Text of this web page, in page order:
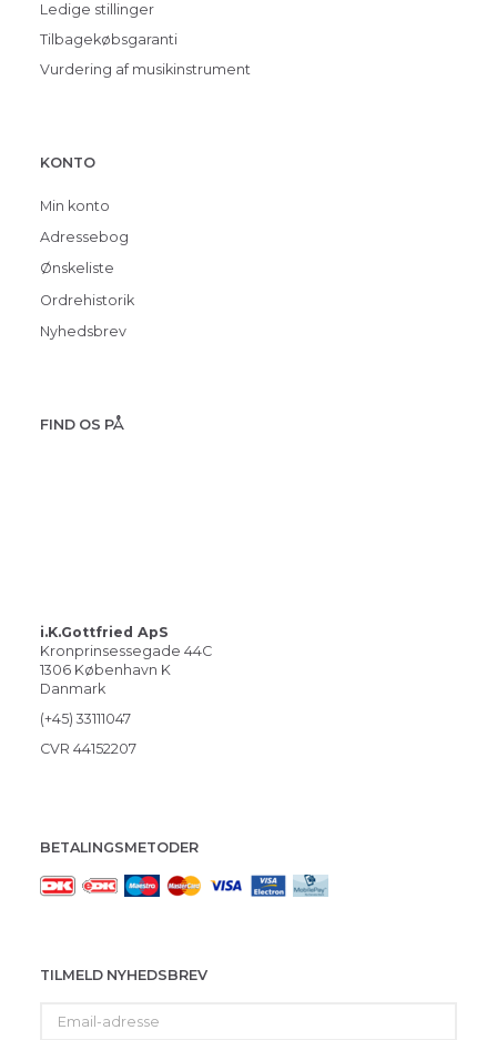
Ledige stillinger
Tilbagekøbsgaranti
Vurdering af musikinstrument
KONTO
Min konto
Adressebog
Ønskeliste
Ordrehistorik
Nyhedsbrev
FIND OS PÅ
i.K.Gottfried ApS
Kronprinsessegade 44C
1306 København K
Danmark
(+45) 33111047
CVR 44152207
BETALINGSMETODER
TILMELD NYHEDSBREV
adresse